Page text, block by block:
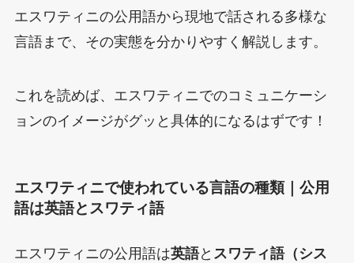
エスワティニの公用語から現地で話される多様な
言語まで、その実態を分かりやすく解説します。
これを読めば、エスワティニでのコミュニケーシ
ョンのイメージがグッと具体的になるはずです！
エスワティニで使われている言語の種類｜公用
語は英語とスワティ語
エスワティニの公用語は英語と スワティ語（シス